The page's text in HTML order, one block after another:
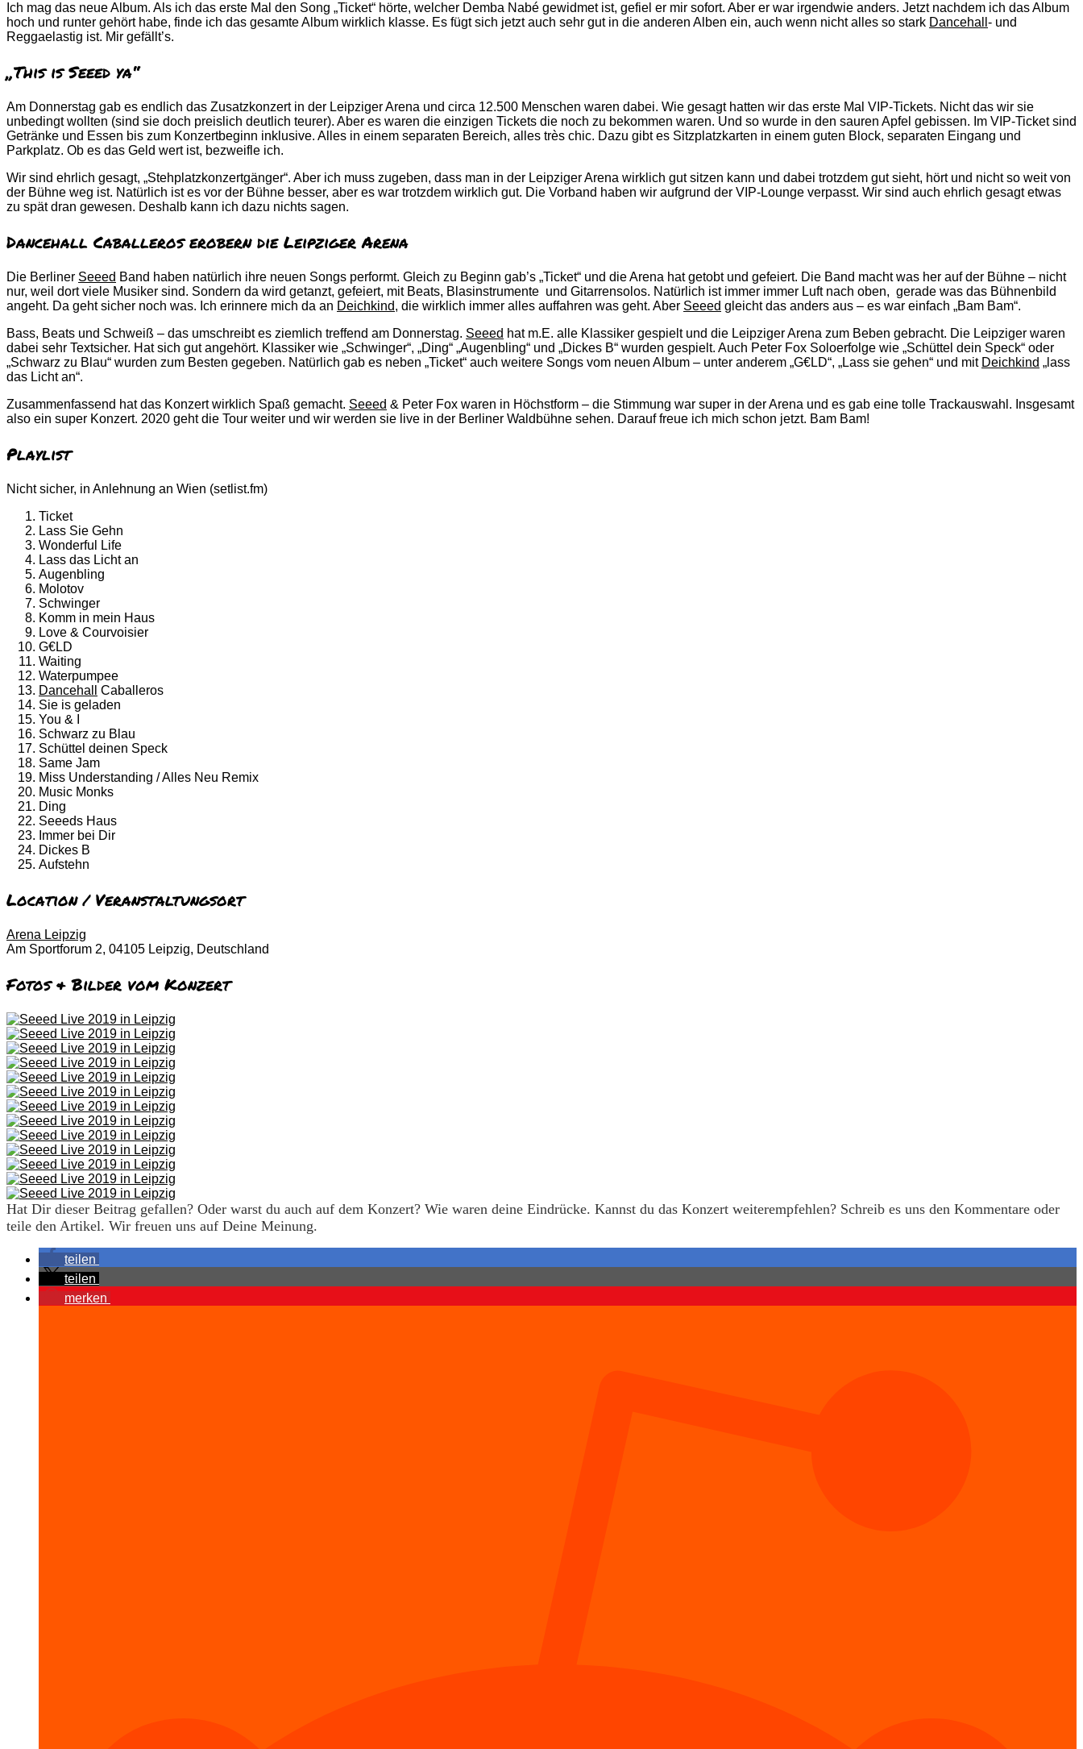
Ich mag das neue Album. Als ich das erste Mal den Song „Ticket“ hörte, welcher Demba Nabé gewidmet ist, gefiel er mir sofort. Aber er war irgendwie anders. Jetzt nachdem ich das Album
hoch und runter gehört habe, finde ich das gesamte Album wirklich klasse. Es fügt sich jetzt auch sehr gut in die anderen Alben ein, auch wenn nicht alles so stark Dancehall - und
Reggaelastig ist. Mir gefällt’s.
„This is Seeed ya“
Am Donnerstag gab es endlich das Zusatzkonzert in der Leipziger Arena und circa 12.500 Menschen waren dabei. Wie gesagt hatten wir das erste Mal VIP-Tickets. Nicht das wir sie
unbedingt wollten (sind sie doch preislich deutlich teurer). Aber es waren die einzigen Tickets die noch zu bekommen waren. Und so wurde in den sauren Apfel gebissen. Im VIP-Ticket sind
Getränke und Essen bis zum Konzertbeginn inklusive. Alles in einem separaten Bereich, alles très chic. Dazu gibt es Sitzplatzkarten in einem guten Block, separaten Eingang und
Parkplatz. Ob es das Geld wert ist, bezweifle ich.
Wir sind ehrlich gesagt, „Stehplatzkonzertgänger“. Aber ich muss zugeben, dass man in der Leipziger Arena wirklich gut sitzen kann und dabei trotzdem gut sieht, hört und nicht so weit von
der Bühne weg ist. Natürlich ist es vor der Bühne besser, aber es war trotzdem wirklich gut. Die Vorband haben wir aufgrund der VIP-Lounge verpasst. Wir sind auch ehrlich gesagt etwas
zu spät dran gewesen. Deshalb kann ich dazu nichts sagen.
Dancehall Caballeros erobern die Leipziger Arena
Die Berliner Seeed Band haben natürlich ihre neuen Songs performt. Gleich zu Beginn gab’s „Ticket“ und die Arena hat getobt und gefeiert. Die Band macht was her auf der Bühne – nicht
nur, weil dort viele Musiker sind. Sondern da wird getanzt, gefeiert, mit Beats, Blasinstrumente und Gitarrensolos. Natürlich ist immer immer Luft nach oben, gerade was das Bühnenbild
angeht. Da geht sicher noch was. Ich erinnere mich da an Deichkind, die wirklich immer alles auffahren was geht. Aber Seeed gleicht das anders aus – es war einfach „Bam Bam“.
Bass, Beats und Schweiß – das umschreibt es ziemlich treffend am Donnerstag. Seeed hat m.E. alle Klassiker gespielt und die Leipziger Arena zum Beben gebracht. Die Leipziger waren
dabei sehr Textsicher. Hat sich gut angehört. Klassiker wie „Schwinger“, „Ding“ „Augenbling“ und „Dickes B“ wurden gespielt. Auch Peter Fox Soloerfolge wie „Schüttel dein Speck“ oder
„Schwarz zu Blau“ wurden zum Besten gegeben. Natürlich gab es neben „Ticket“ auch weitere Songs vom neuen Album – unter anderem „G€LD“, „Lass sie gehen“ und mit Deichkind „lass
das Licht an“.
Zusammenfassend hat das Konzert wirklich Spaß gemacht. Seeed & Peter Fox waren in Höchstform – die Stimmung war super in der Arena und es gab eine tolle Trackauswahl. Insgesamt
also ein super Konzert. 2020 geht die Tour weiter und wir werden sie live in der Berliner Waldbühne sehen. Darauf freue ich mich schon jetzt. Bam Bam!
Playlist
Nicht sicher, in Anlehnung an Wien (setlist.fm)
Ticket
Lass Sie Gehn
Wonderful Life
Lass das Licht an
Augenbling
Molotov
Schwinger
Komm in mein Haus
Love & Courvoisier
G€LD
Waiting
Waterpumpee
Dancehall
Caballeros
Sie is geladen
You & I
Schwarz zu Blau
Schüttel deinen Speck
Same Jam
Miss Understanding / Alles Neu Remix
Music Monks
Ding
Seeeds Haus
Immer bei Dir
Dickes B
Aufstehn
Location / Veranstaltungsort
Arena Leipzig
Am Sportforum 2, 04105 Leipzig, Deutschland
Fotos & Bilder vom Konzert
Hat Dir dieser Beitrag gefallen? Oder warst du auch auf dem Konzert? Wie waren deine Eindrücke. Kannst du das Konzert weiterempfehlen? Schreib es uns den Kommentare oder
teile den Artikel. Wir freuen uns auf Deine Meinung.
teilen
teilen
merken